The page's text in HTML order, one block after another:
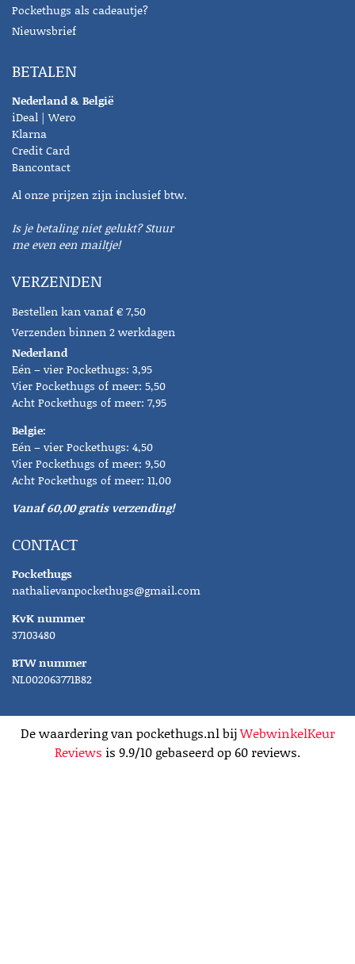
Pockethugs als cadeautje?
Nieuwsbrief
BETALEN
Nederland & België
iDeal | Wero
Klarna
Credit Card
Bancontact
Al onze prijzen zijn inclusief btw.
Is je betaling niet gelukt? Stuur
me even een mailtje!
VERZENDEN
Bestellen kan vanaf € 7,50
Verzenden binnen 2 werkdagen
Nederland
Eén – vier Pockethugs: 3,95
Vier Pockethugs of meer: 5,50
Acht Pockethugs of meer: 7,95
Belgie:
Eén – vier Pockethugs: 4,50
Vier Pockethugs of meer: 9,50
Acht Pockethugs of meer: 11,00
Vanaf 60,00 gratis verzending!
CONTACT
Pockethugs
nathalievanpockethugs@gmail.com
KvK nummer
37103480
BTW nummer
NL002063771B82
De waardering van pockethugs.nl bijWebwinkelKeur
Reviews is 9.9/10 gebaseerd op 60 reviews.